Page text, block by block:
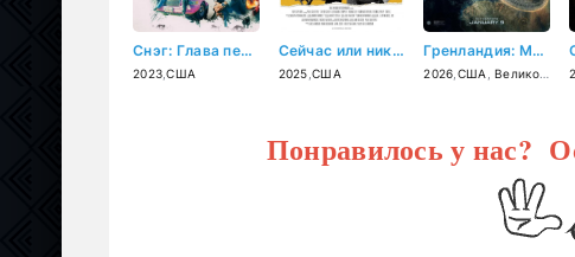
Снэг: Глава первая (2023)
2023 ,США
Сейчас или никогда (2025)
2025 ,США
Гренландия: Миграция (2026)
2026 США ,Великобритания
Понравилось у нас?